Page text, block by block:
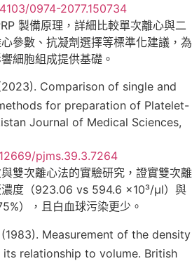
0974-2077.150734
製備原理，詳細比較單次離心與二
參數、抗凝劑選擇等標準化建議，為
細胞組成提供基礎。
Comparison of single and
for preparation of Platelet-
Journal of Medical Sciences,
pjms.39.3.7264
雙次離心法的實驗研究，證實雙次離
濃度（923.06 vs 594.6 ×10³/μl）與
），且白血球污染更少。
Measurement of the density
relationship to volume. British